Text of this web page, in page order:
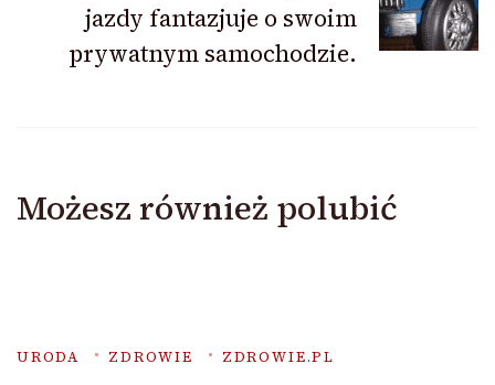
jazdy fantazjuje o swoim
prywatnym samochodzie.
Możesz również polubić
URODA ZDROWIE ZDROWIE.PL